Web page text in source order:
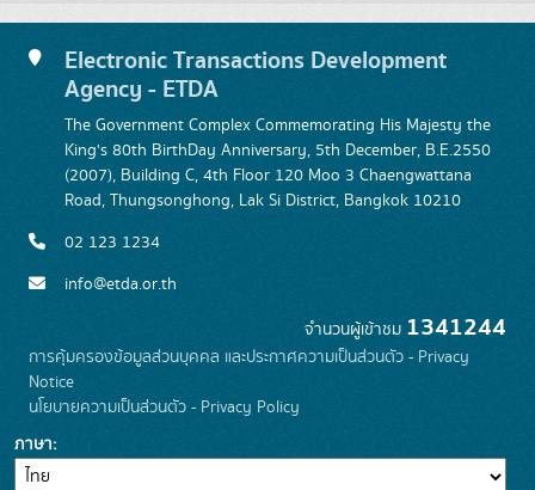
Electronic Transactions Development
Agency - ETDA
The Government Complex Commemorating His Majesty the
King's 80th BirthDay Anniversary, 5th December, B.E.2550
(2007), Building C, 4th Floor 120 Moo 3 Chaengwattana
Road, Thungsonghong, Lak Si District, Bangkok 10210
02 123 1234
info@etda.or.th
จำนวนผู้เข้าชม 1341244
การคุ้มครองข้อมูลส่วนบุคคล และประกาศความเป็นส่วนตัว - Privacy
Notice
นโยบายความเป็นส่วนตัว - Privacy Policy
ภาษา